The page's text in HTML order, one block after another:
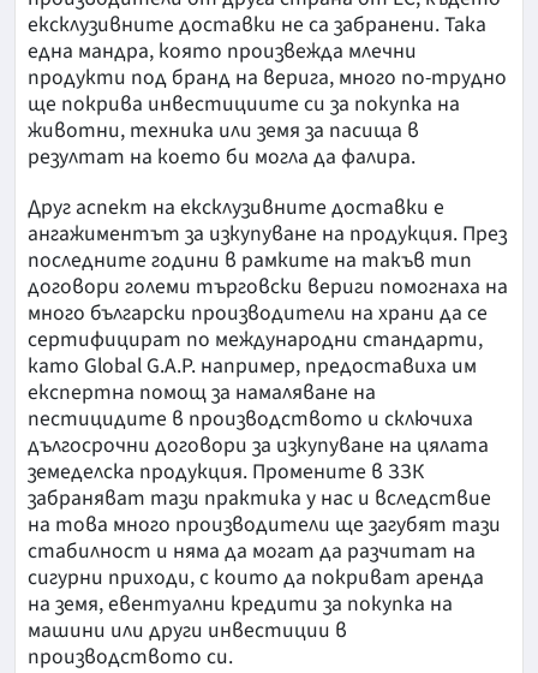
ексклузивните доставки не са забранени. Така
една мандра, която произвежда млечни
продукти под бранд на верига, много по-трудно
ще покрива инвестициите си за покупка на
животни, техника или земя за пасища в
резултат на което би могла да фалира.
Друг аспект на ексклузивните доставки е
ангажиментът за изкупуване на продукция. През
последните години в рамките на такъв тип
договори големи търговски вериги помогнаха на
много български производители на храни да се
сертифицират по международни стандарти,
като Global G.A.P. например, предоставиха им
експертна помощ за намаляване на
пестицидите в производството и сключиха
дългосрочни договори за изкупуване на цялата
земеделска продукция. Промените в ЗЗК
забраняват тази практика у нас и вследствие
на това много производители ще загубят тази
стабилност и няма да могат да разчитат на
сигурни приходи, с които да покриват аренда
на земя, евентуални кредити за покупка на
машини или други инвестиции в
производството си.